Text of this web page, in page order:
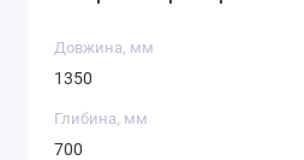
Довжина, мм
1350
Глибина, мм
700